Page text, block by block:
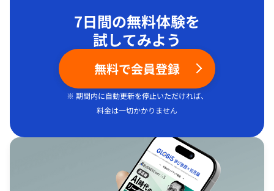
7日間の無料体験を
試してみよう
無料で会員登録
※ 期間内に自動更新を停止いただければ、
料金は一切かかりません